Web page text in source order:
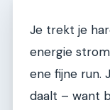
Je trekt je
energie
ene fijne run.
daalt – want